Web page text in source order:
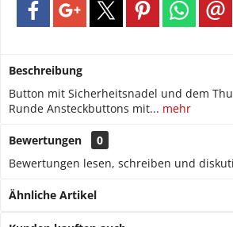
Beschreibung
Button mit Sicherheitsnadel und dem
Runde Ansteckbuttons mit... mehr
Bewertungen
0
Bewertungen lesen, schreiben und
Ähnliche Artikel